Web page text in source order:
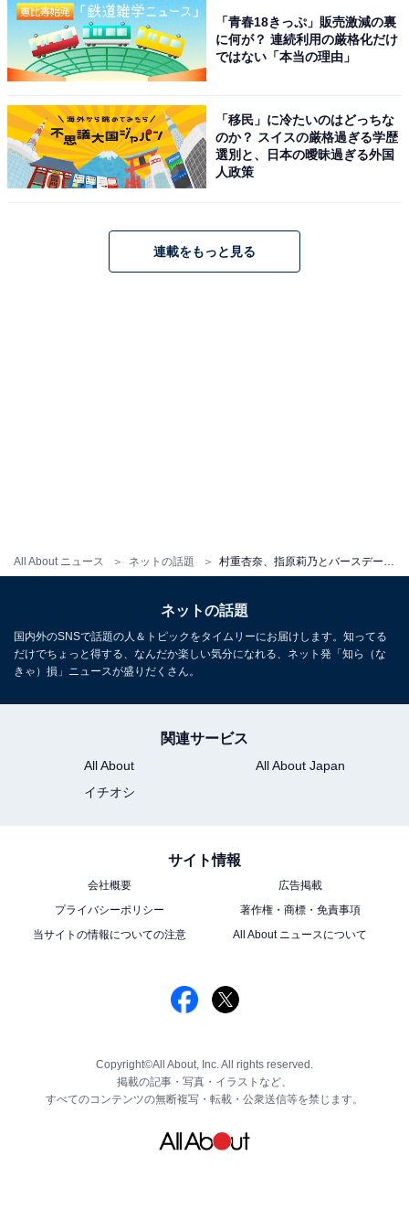
All About ニュース ネットの話題
「青春18きっぷ」販売激減の裏
に何が？ 連続利用の厳格化だけ
ではない「本当の理由」
「移民」に冷たいのはどっちな
のか？ スイスの厳格過ぎる学歴
選別と、日本の曖昧過ぎる外国
人政策
連載をもっと見る
ネットの話題
国内外のSNSで話題の人＆トピックをタイムリーにお届けします。知ってる
だけでちょっと得する、なんだか楽しい気分になれる、ネット発「知ら（な
きゃ）損」ニュースが盛りだくさん。
関連サービス
All About
All About Japan
イチオシ
サイト情報
会社概要
広告掲載
プライバシーポリシー
著作権・商標・免責事項
当サイトの情報についての注意
All About ニュースについて
Copyright©All About, Inc. All rights reserved.
掲載の記事・写真・イラストなど、
すべてのコンテンツの無断複写・転載・公衆送信等を禁じます。